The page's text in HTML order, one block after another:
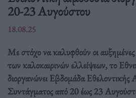
20-23 Αυγούστου
18.08.25
Με στόχο να καλυφθούν οι
των καλοκαιρινών ελλείψεων, το
διοργανώνει Εβδομάδα Εθελοντικής
Συντάγματος από 20 έως 23